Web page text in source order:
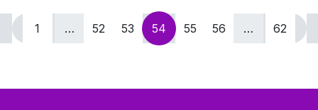
Navegação
por
1 … 52 53 54 55 56 … 62